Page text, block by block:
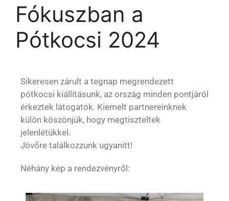
Fókuszban a
Pótkocsi 2024
Sikeresen zárult a tegnap megrendezett
pótkocsi kiállításunk, az ország minden pontjáról
érkeztek látogatók. Kiemelt partnereinknek
külön köszönjük, hogy megtiszteltek
jelenlétükkel.
Jövőre találkozzunk ugyanitt!
Néhány kép a rendezvényről: